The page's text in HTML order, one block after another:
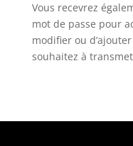
Vous recevrez
mot de passe pour
modifier ou
souhaitez à